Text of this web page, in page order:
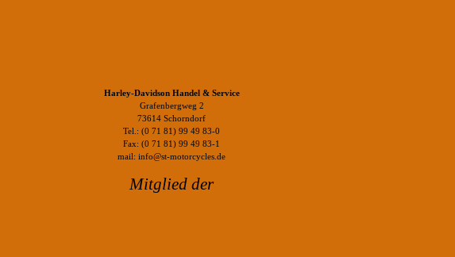
Harley-Davidson Handel & Service
Grafenbergweg 2
73614 Schorndorf
Tel.: (0 71 81) 99 49 83-0
Fax: (0 71 81) 99 49 83-1
mail: info@st-motorcycles.de
Mitglied der